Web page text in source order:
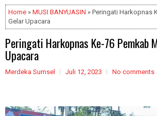
Home » MUSI BANYUASIN » Peringati Harkopnas
Gelar Upacara
Peringati Harkopnas Ke-76 Pemkab
Upacara
Merdeka Sumsel Juli 12, 2023 No comments